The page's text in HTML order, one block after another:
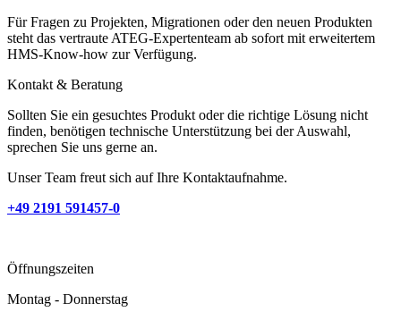
Für Fragen zu Projekten, Migrationen oder den neuen Produkten
steht das vertraute ATEG-Expertenteam ab sofort mit erweitertem
HMS-Know-how zur Verfügung.
Kontakt & Beratung
Sollten Sie ein gesuchtes Produkt oder die richtige Lösung nicht
finden, benötigen technische Unterstützung bei der Auswahl,
sprechen Sie uns gerne an.
Unser Team freut sich auf Ihre Kontaktaufnahme.
+49 2191 591457-0
Öffnungszeiten
Montag - Donnerstag